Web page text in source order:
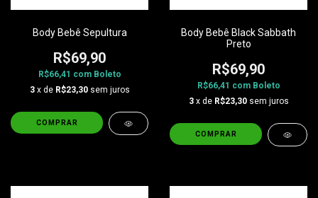
Body Bebê Sepultura
R$69,90
R$66,41 com Boleto
3 x de R$23,30 sem juros
COMPRAR
Body Bebê Black Sabbath
Preto
R$69,90
R$66,41 com Boleto
3 x de R$23,30 sem juros
COMPRAR